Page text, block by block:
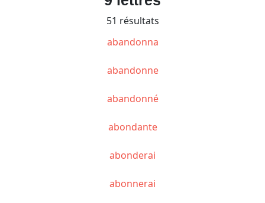
51 résultats
abandonna
abandonne
abandonné
abondante
abonderai
abonnerai